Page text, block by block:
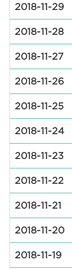
2018-11-29
2018-11-28
2018-11-27
2018-11-26
2018-11-25
2018-11-24
2018-11-23
2018-11-22
2018-11-21
2018-11-20
2018-11-19